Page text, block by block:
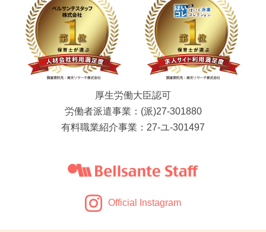
厚生労働大臣認可
労働者派遣事業：(派)27-301880
有料職業紹介事業：27-ユ-301497
Official Instagram